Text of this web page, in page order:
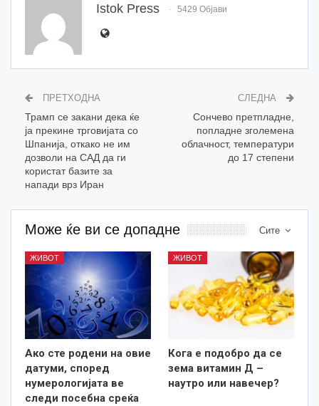
Istok Press 5429 Објави
ПРЕТХОДНА
Трамп се закани дека ќе
ја прекине трговијата со
Шпанија, откако не им
дозволи на САД да ги
користат базите за
напади врз Иран
СЛЕДНА
Сончево претпладне,
попладне зголемена
облачност, температури
до 17 степени
Сите
Може ќе ви се допадне
ЖИВОТ
Ако сте родени на овие
датуми, според
нумерологијата ве
следи посебна среќа
ЖИВОТ
Кога е подобро да се
зема витамин Д –
наутро или навечер?